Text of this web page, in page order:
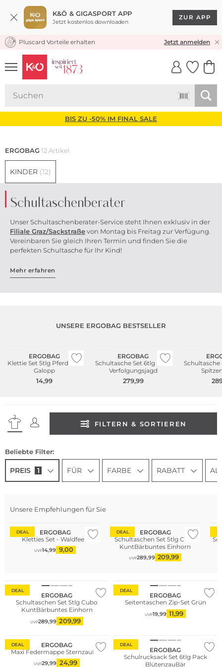
K&Ö & GIGASPORT APP
Jetzt kostenlos downloaden
ZUR APP
KOSTENLOSER VERSAND* & RÜCKVERSAND
Pluscard Vorteile erhalten Jetzt anmelden
UNSERE APP
CLICK &
BIS ZU -50% IM FINAL SALE
ERGOBAG 12 Artikel
KINDER (12)
Schultaschenberater
Unser Schultaschenberater-Service steht Ihnen exklusiv in der
Filiale Graz/Sackstraßevon Montag bis Freitag zur Verfügung.
Vereinbaren Sie gleich Ihren Termin und finden Sie die
perfekten Schultasche für Ihr Kind!
Mehr erfahren
UNSERE ERGOBAG BESTSELLER
ERGOBAG
Klettie Set 5tlg Pferde im
Galopp
14,99
ERGOBAG
Schultasche Set 6tlg Pack
Verfolgungsjagd
279,99
Schultasche
FILTERN & SORTIEREN
Beliebte Filter:
PREIS 1 FÜR FARBE RABATT
Unsere Empfehlungen für Sie
DEAL
Nachhaltig
ERGOBAG
Kletties Set - Waldfeen
UVP14,99 9,00
DEAL
ERGOBAG
Schultaschen Set 5tlg Cubo
KuntBärbuntes Einhorn
UVP289,99 209,99
DEAL
ERGOBAG
Schultaschen Set 5tlg Cubo
KuntBärbuntes Einhorn
UVP289,99 209,99
DEAL
ERGOBAG
Seitentaschen Zip-Set Grün
UVP19,99 11,99
DEAL
ERGOBAG
Maxi Federmappe SternzauBär
UVP29,99 24,99
DEAL
ERGOBAG
Schulrucksack Set 6tlg Pack
BlütenzauBär